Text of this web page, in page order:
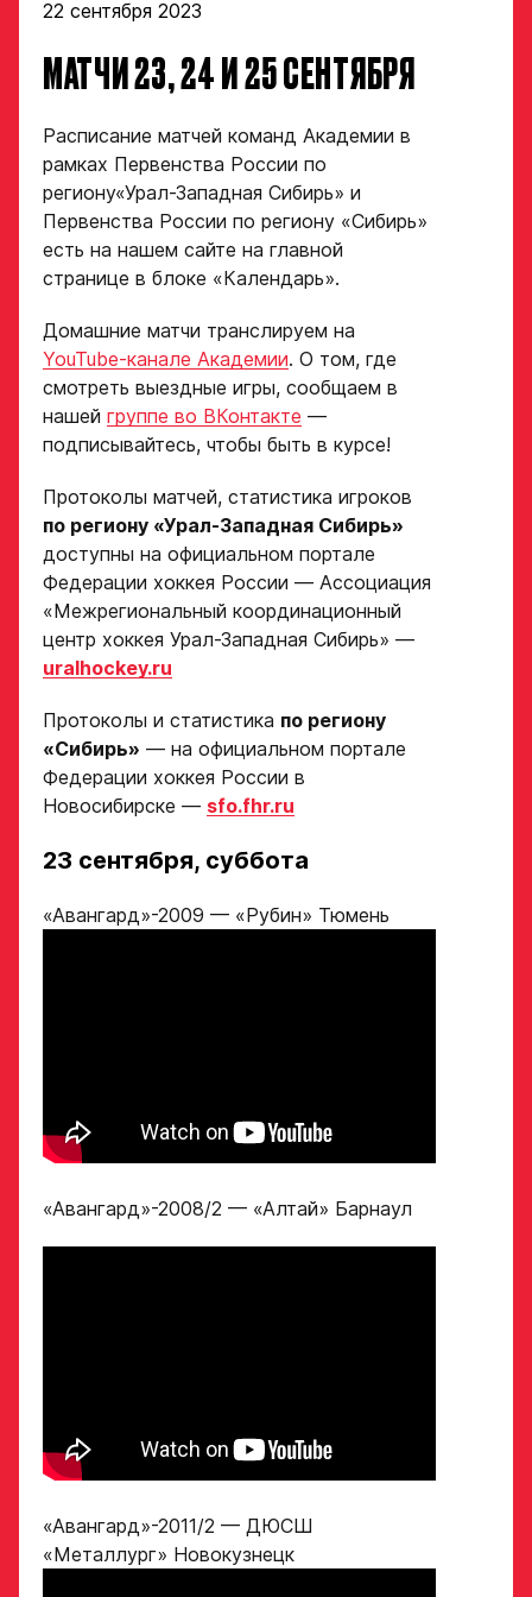
22 сентября 2023
МАТЧИ 23, 24 И 25 СЕНТЯБРЯ
Расписание матчей команд Академии в
рамках Первенства России по
региону«Урал-Западная Сибирь» и
Первенства России по региону «Сибирь»
есть на нашем сайте на главной
странице в блоке «Календарь».
Домашние матчи транслируем на
YouTube-канале Академии. О том, где
смотреть выездные игры, сообщаем в
нашей группе во ВКонтакте —
подписывайтесь, чтобы быть в курсе!
Протоколы матчей, статистика игроков
по региону «Урал-Западная Сибирь»
доступны на официальном портале
Федерации хоккея России — Ассоциация
«Межрегиональный координационный
центр хоккея Урал-Западная Сибирь» —
uralhockey.ru
Протоколы и статистика по региону
«Сибирь» — на официальном портале
Федерации хоккея России в
Новосибирске — sfo.fhr.ru
23 сентября, суббота
«Авангард»-2009 — «Рубин» Тюмень
«Авангард»-2008/2 — «Алтай» Барнаул
«Авангард»-2011/2 — ДЮСШ
«Металлург» Новокузнецк
ФИО игрока
Дата рождения игрока
Заявка
на просмотр
«Авангард»
ФИО игрока
Вес игрока
Амплуа игрока